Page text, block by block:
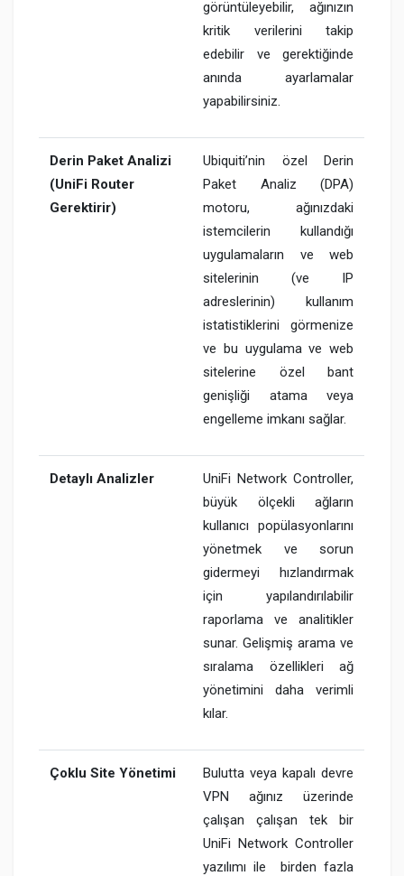
görüntüleyebilir, ağınızın
kritik verilerini takip
edebilir ve gerektiğinde
anında ayarlamalar
yapabilirsiniz.
Derin Paket Analizi
(UniFi Router
Gerektirir)
Ubiquiti’nin özel Derin
Paket Analiz (DPA)
motoru, ağınızdaki
istemcilerin kullandığı
uygulamaların ve web
sitelerinin (ve IP
adreslerinin) kullanım
istatistiklerini görmenize
ve bu uygulama ve web
sitelerine özel bant
genişliği atama veya
engelleme imkanı sağlar.
Detaylı Analizler
UniFi Network Controller,
büyük ölçekli ağların
kullanıcı popülasyonlarını
yönetmek ve sorun
gidermeyi hızlandırmak
için yapılandırılabilir
raporlama ve analitikler
sunar. Gelişmiş arama ve
sıralama özellikleri ağ
yönetimini daha verimli
kılar.
Çoklu Site Yönetimi
Bulutta veya kapalı devre
VPN ağınız üzerinde
çalışan çalışan tek bir
UniFi Network Controller
yazılımı ile birden fazla